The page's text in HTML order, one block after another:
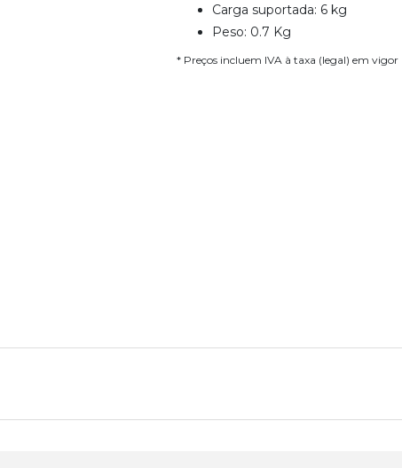
Carga suportada: 6 kg
Peso: 0.7 Kg
* Preços incluem IVA à taxa (legal) em vigor